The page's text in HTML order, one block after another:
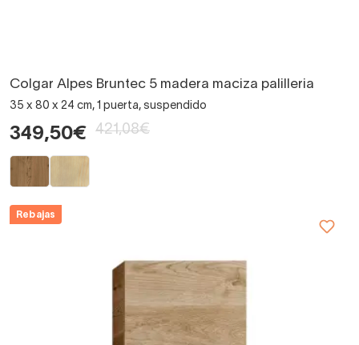
Colgar Alpes Bruntec 5 madera maciza palilleria
35 x 80 x 24 cm, 1 puerta, suspendido
349,50€ 421,08€
Rebajas